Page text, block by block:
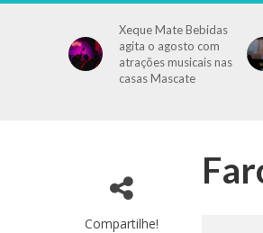
Xeque Mate Bebidas
agita o agosto com
atrações musicais nas
casas Mascate
Compartilhe!